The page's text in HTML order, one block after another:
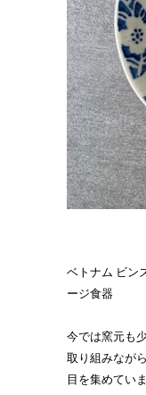
ベトナム ビン
ージ食器
今では窯元も
取り組みなが
目を集めていま